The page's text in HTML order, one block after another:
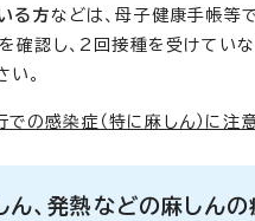
る方などは、母子健康手帳等
確認し、2回接種を受けてい
い。
の感染症（特に麻しん）に注
、発熱などの麻しんの